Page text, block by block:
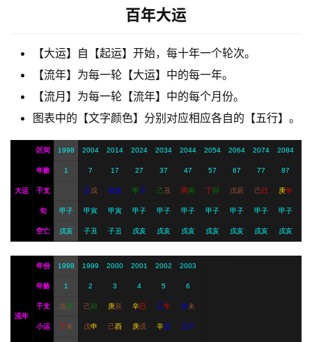
服
务
员
百年大运
【大运】自【起运】开始，每十年一个轮次。
【流年】为每一轮【大运】中的每一年。
【流月】为每一轮【流年】中的每个月份。
图表中的【文字颜色】分别对应相应各自的【五行】。
大运
区间 1998 2004 2014 2024 2034 2044 2054 2064 2074 2084
年龄 1 7 17 27 37 47 57 67 77 87
干支 壬戌 癸亥 甲子 乙丑 丙寅 丁卯 戊辰 己巳 庚午
旬 甲子 甲寅 甲寅 甲子 甲子 甲子 甲子 甲子 甲子 甲子
空亡 戌亥 子丑 子丑 戌亥 戌亥 戌亥 戌亥 戌亥 戌亥 戌亥
流年
年份 1998 1999 2000 2001 2002 2003
年龄 1 2 3 4 5 6
干支 戊寅 己卯 庚辰 辛巳 壬午 癸未
小运 丁未 戊申 己酉 庚戌 辛亥 壬子